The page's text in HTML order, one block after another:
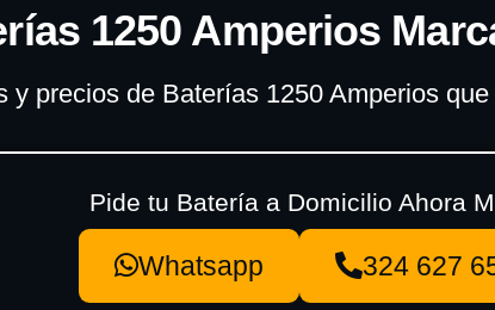
1250 Amperios
y precios de Baterías 1250 Amperios
Pide tu Batería a Domicilio Ahora
Whatsapp 324 627